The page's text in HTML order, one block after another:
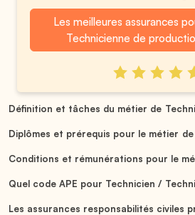
Les meilleures assurances
Technicienne de
Définition et tâches du métier de
Diplômes et prérequis pour le métier
Conditions et rémunérations pour le
Quel code APE pour Technicien /
Les assurances responsabilités civiles